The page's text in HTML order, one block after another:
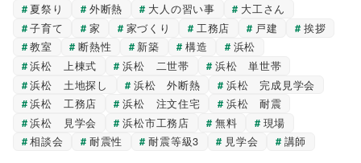
夏祭り
外断熱 大人の習い事
大工さん
子育て
家 家づくり 工務店 戸建
挨拶
教室
断熱性 新築 構造
浜松
浜松 上棟式
浜松 二世帯
浜松 単世帯
浜松 土地探し
浜松 外断熱
浜松 完成見学会
浜松 工務店
浜松 注文住宅
浜松 耐震
浜松 見学会
浜松市工務店 無料
現場
相談会
耐震性 耐震等級3 見学会 講師